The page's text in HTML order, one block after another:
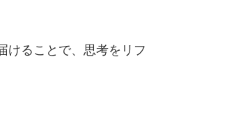
けることで、思考をリフ